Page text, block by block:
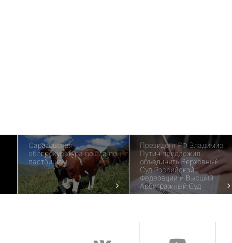
Саратовская
облпрокуратура пошла по
пастбищам
Президент РФ Владимир
Путин предложил
объединить Верховный
Суд Российской
Федерации и Высший
Арбитражный Суд